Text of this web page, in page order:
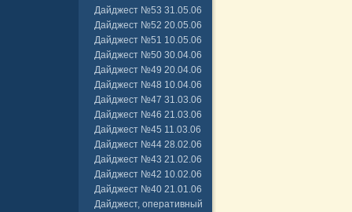
Дайджест №53 31.05.06
Дайджест №52 20.05.06
Дайджест №51 10.05.06
Дайджест №50 30.04.06
Дайджест №49 20.04.06
Дайджест №48 10.04.06
Дайджест №47 31.03.06
Дайджест №46 21.03.06
Дайджест №45 11.03.06
Дайджест №44 28.02.06
Дайджест №43 21.02.06
Дайджест №42 10.02.06
Дайджест №40 21.01.06
Дайджест, оперативный